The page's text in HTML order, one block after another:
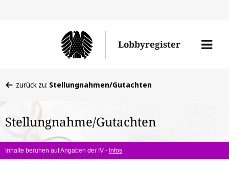
Lobbyregister
Menü
befinden
hier:
zurück zu: Stellungnahmen/Gutachten
Stellungnahme/Gutachten
Inhalte beruhen auf Angaben der IV - Infos